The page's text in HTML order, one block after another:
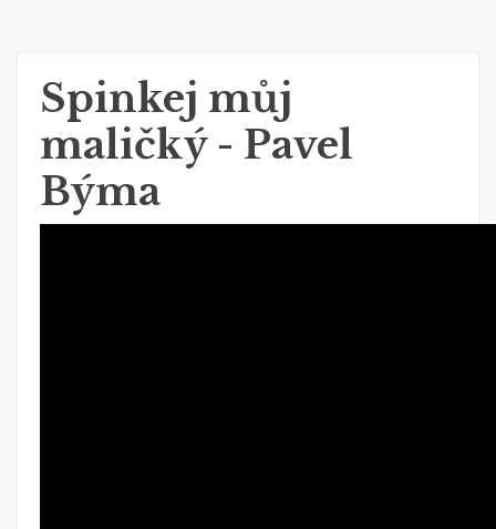
Spinkej můj
maličký - Pavel
Býma